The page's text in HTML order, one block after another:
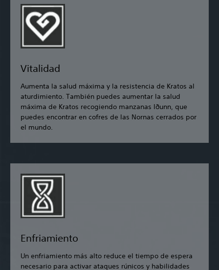
Vitalidad
Aumenta la salud máxima y la resistencia de Kratos al
aturdimiento. También puedes aumentar la salud
máxima de Kratos recogiendo manzanas Iðunn, que
puedes encontrar en cofres de las Nornas cerrados por
el mundo.
Enfriamiento
Un enfriamiento más alto reduce el tiempo de espera
necesario para activar ataques rúnicos y habilidades